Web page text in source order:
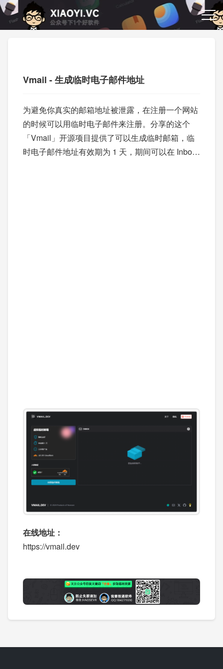
Vmail - 生成临时电子邮件地址
为避免你真实的邮箱地址被泄露，在注册一个网站
的时候可以用临时电子邮件来注册。分享的这个
「Vmail」开源项目提供了可以生成临时邮箱，临
时电子邮件地址有效期为 1 天，期间可以在 Inbox
在线地址：
https://vmail.dev